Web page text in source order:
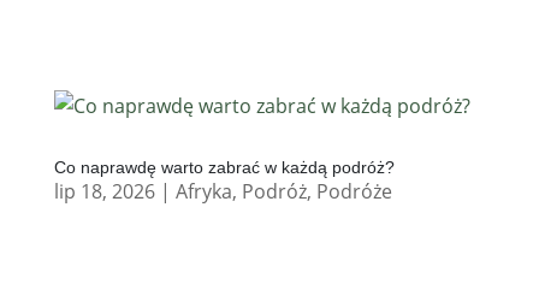
Co naprawdę warto zabrać w każdą podróż?
lip 18, 2026| Afryka, Podróż, Podróże